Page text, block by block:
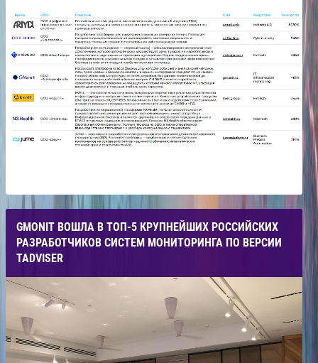
GMONIT ВОШЛА В ТОП-5 КРУПНЕЙШИХ РОССИЙСКИХ
РАЗРАБОТЧИКОВ СИСТЕМ МОНИТОРИНГА ПО ВЕРСИИ
TADVISER